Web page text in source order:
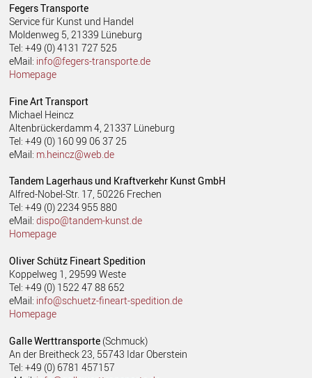
Fegers Transporte
Service für Kunst und Handel
Moldenweg 5, 21339 Lüneburg
Tel: +49 (0) 4131 727 525
eMail: info@fegers-transporte.de
Homepage
Fine Art Transport
Michael Heincz
Altenbrückerdamm 4, 21337 Lüneburg
Tel: +49 (0) 160 99 06 37 25
eMail: m.heincz@web.de
Tandem Lagerhaus und Kraftverkehr Kunst GmbH
Alfred-Nobel-Str. 17, 50226 Frechen
Tel: +49 (0) 2234 955 880
eMail:dispo@tandem-kunst.de
Homepage
Oliver Schütz Fineart Spedition
Koppelweg 1, 29599 Weste
Tel: +49 (0) 1522 47 88 652
eMail: info@schuetz-fineart-spedition.de
Homepage
Galle Werttransporte (Schmuck)
An der Breitheck 23, 55743 Idar Oberstein
Tel: +49 (0) 6781 457157